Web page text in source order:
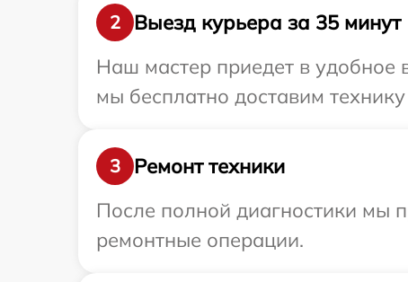
2
Выезд курьера за 35 минут
Наш мастер приедет в удобное
мы бесплатно доставим
3
Ремонт техники
После полной диагностики мы
ремонтные операции.